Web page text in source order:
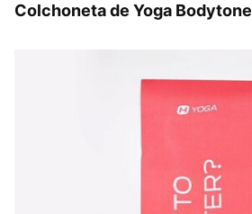
Colchoneta de Yoga Bodytone